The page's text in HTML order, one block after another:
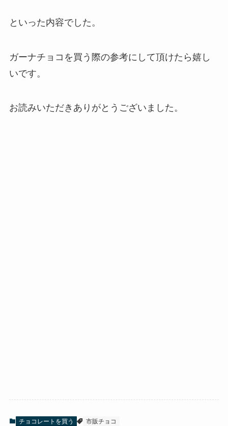
といった内容でした。
ガーナチョコを買う際の参考にして頂けたら嬉し
いです。
お読みいただきありがとうございました。
チョコレートを買う 市販チョコ